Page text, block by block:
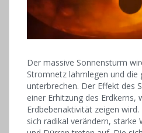
Der massive Sonnensturm
Stromnetz lahmlegen und
unterbrechen. Der Effekt des
einer Erhitzung des Erdkerns,
Erdbebenaktivität zeigen
sich radikal verändern, starke